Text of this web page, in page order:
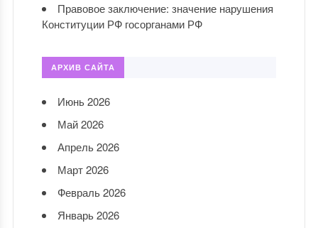
Правовое заключение: значение нарушения
Конституции РФ госорганами РФ
АРХИВ САЙТА
Июнь 2026
Май 2026
Апрель 2026
Март 2026
Февраль 2026
Январь 2026